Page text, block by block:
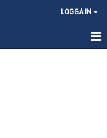
LOGGA IN